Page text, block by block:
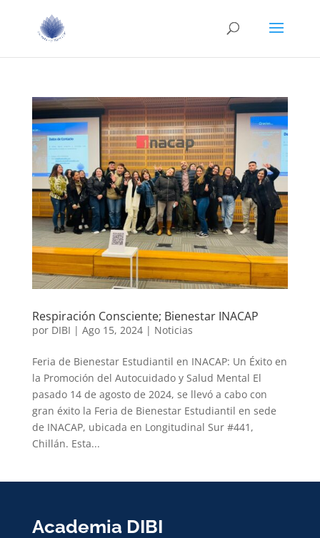
Respiración Consciente; Bienestar INACAP
por DIBI | Ago 15, 2024| Noticias
Feria de Bienestar Estudiantil en INACAP: Un Éxito en
la Promoción del Autocuidado y Salud Mental El
pasado 14 de agosto de 2024, se llevó a cabo con
gran éxito la Feria de Bienestar Estudiantil en sede
de INACAP, ubicada en Longitudinal Sur #441,
Chillán. Esta...
Academia DIBI